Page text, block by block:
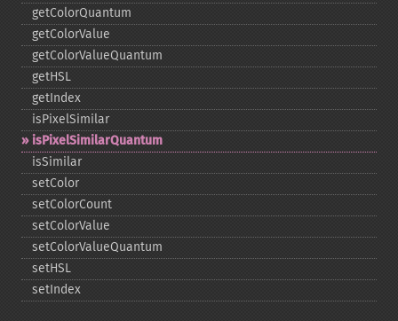
getColorQuantum
getColorValue
getColorValueQuantum
getHSL
getIndex
isPixelSimilar
isPixelSimilarQuantum
isSimilar
setColor
setColorCount
setColorValue
setColorValueQuantum
setHSL
setIndex